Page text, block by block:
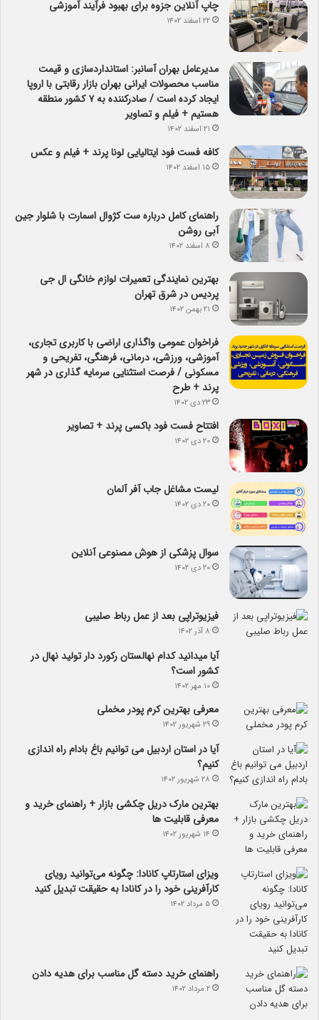
چاپ آنلاین جزوه برای بهبود فرآیند آموزشی
۲۲ اسفند ۱۴۰۲
مدیرعامل بهران آسانبر: استانداردسازی و قیمت
مناسب محصولات ایرانی بهران بازار رقابتی با اروپا
ایجاد کرده است / صادرکننده به ۷ کشور منطقه
هستیم + فیلم و تصاویر
۲۱ اسفند ۱۴۰۲
کافه فست فود ایتالیایی لونا پرند + فیلم و عکس
۱۵ اسفند ۱۴۰۲
راهنمای کامل درباره ست کژوال اسمارت با شلوار جین
آبی روشن
۸ اسفند ۱۴۰۲
بهترین نمایندگی تعمیرات لوازم خانگی ال جی
پردیس در شرق تهران
۲۱ بهمن ۱۴۰۲
فراخوان عمومی واگذاری اراضی با کاربری تجاری،
آموزشی، ورزشی، درمانی، فرهنگی، تفریحی و
مسکونی / فرصت استثنایی سرمایه گذاری در شهر
پرند + طرح
۲۳ دی ۱۴۰۲
افتتاح فست فود باکسی پرند + تصاویر
۲۰ دی ۱۴۰۲
لیست مشاغل جاب آفر آلمان
۲۰ دی ۱۴۰۲
سوال پزشکی از هوش مصنوعی آنلاین
۲۰ دی ۱۴۰۲
فیزیوتراپی بعد از عمل رباط صلیبی
۸ آذر ۱۴۰۲
آیا می­دانید کدام نهالستان رکورد دار تولید نهال­ در
کشور است؟
۱۰ مهر ۱۴۰۲
معرفی بهترین کرم پودر مخملی
۲۹ شهریور ۱۴۰۲
آیا در استان اردبیل می توانیم باغ بادام راه اندازی
کنیم؟
۲۸ شهریور ۱۴۰۲
بهترین مارک دریل چکشی بازار + راهنمای خرید و
معرفی قابلیت ها
۱۴ شهریور ۱۴۰۲
ویزای استارتاپ کانادا: چگونه می‌توانید رویای
کارآفرینی خود را در کانادا به حقیقت تبدیل کنید
۵ مرداد ۱۴۰۲
راهنمای خرید دسته گل مناسب برای هدیه دادن
۲ مرداد ۱۴۰۲